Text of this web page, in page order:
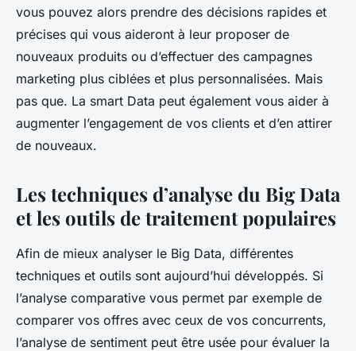
vous pouvez alors prendre des décisions rapides et
précises qui vous aideront à leur proposer de
nouveaux produits ou d’effectuer des campagnes
marketing plus ciblées et plus personnalisées. Mais
pas que. La smart Data peut également vous aider à
augmenter l’engagement de vos clients et d’en attirer
de nouveaux.
Les techniques d’analyse du Big Data
et les outils de traitement populaires
Afin de mieux analyser le Big Data, différentes
techniques et outils sont aujourd’hui développés. Si
l’analyse comparative vous permet par exemple de
comparer vos offres avec ceux de vos concurrents,
l’analyse de sentiment peut être usée pour évaluer la